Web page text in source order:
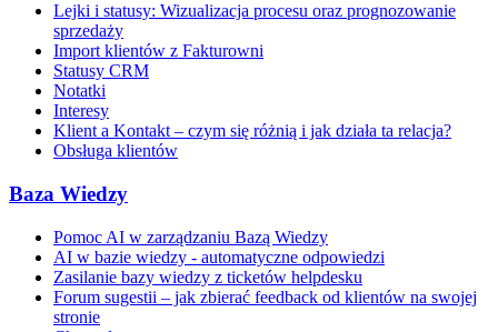
Lejki i statusy: Wizualizacja procesu oraz prognozowanie
sprzedaży
Import klientów z Fakturowni
Statusy CRM
Notatki
Interesy
Klient a Kontakt – czym się różnią i jak działa ta relacja?
Obsługa klientów
Baza Wiedzy
Pomoc AI w zarządzaniu Bazą Wiedzy
AI w bazie wiedzy - automatyczne odpowiedzi
Zasilanie bazy wiedzy z ticketów helpdesku
Forum sugestii – jak zbierać feedback od klientów na swojej
stronie